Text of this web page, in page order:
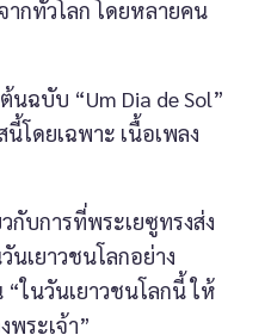
กทั่วโลก โดยหลายคน
บับ “Um Dia de Sol”
โดยเฉพาะ เนื้อเพลง
บการที่พระเยซูทรงส่ง
เยาวชนโลกอย่าง
ในวันเยาวชนโลกนี้ ให้
ระเจ้า”